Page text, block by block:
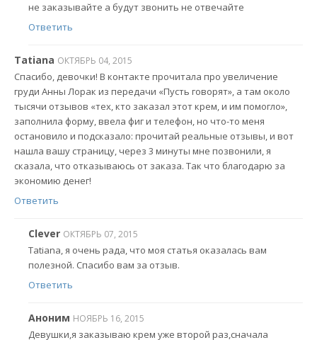
не заказывайте а будут звонить не отвечайте
Ответить
Tatiana ОКТЯБРЬ 04, 2015
Спасибо, девочки! В контакте прочитала про увеличение
груди Анны Лорак из передачи «Пусть говорят», а там около
тысячи отзывов «тех, кто заказал этот крем, и им помогло»,
заполнила форму, ввела фиг и телефон, но что-то меня
остановило и подсказало: прочитай реальные отзывы, и вот
нашла вашу страницу, через 3 минуты мне позвонили, я
сказала, что отказываюсь от заказа. Так что благодарю за
экономию денег!
Ответить
Clever ОКТЯБРЬ 07, 2015
Tatiana, я очень рада, что моя статья оказалась вам
полезной. Спасибо вам за отзыв.
Ответить
Аноним НОЯБРЬ 16, 2015
Девушки,я заказываю крем уже второй раз,сначала